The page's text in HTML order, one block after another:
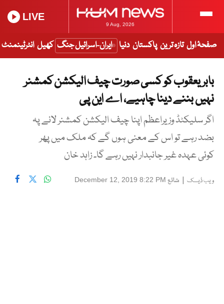
9 Aug, 2026
LIVE
صفحۂ اول تازہ ترین پاکستان دنیا ایران-اسرائیل جنگ کھیل انٹرٹینمنٹ
بابر یعقوب کو کسی صورت چیف الیکشن کمشنر
نہیں بننے دینا چاہیے، اے این پی
اگر سلیکٹڈ وزیراعظم اپنا چیف الیکشن کمشنر لانے پہ
بضد رہے تو اس کے معنی ہوں گے کہ ملک میں پھر
کوئی عہدہ غیر جانبدار نہیں رہے گا۔ زاہد خان
ویب ڈیسک | شائع December 12, 2019 8:22 PM